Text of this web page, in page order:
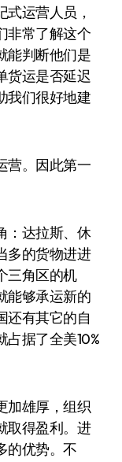
运营人员，
非常了解这个
能判断他们是
货运是否延迟
我们很好地建
营。因此第一
：达拉斯、休
多的货物进进
三角区的机
能够承运新的
还有其它的自
据了全美10%
加雄厚，组织
取得盈利。进
的优势。不